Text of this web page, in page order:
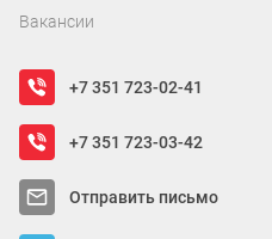
Вакансии
+7 351 723-02-41
+7 351 723-03-42
Отправить письмо